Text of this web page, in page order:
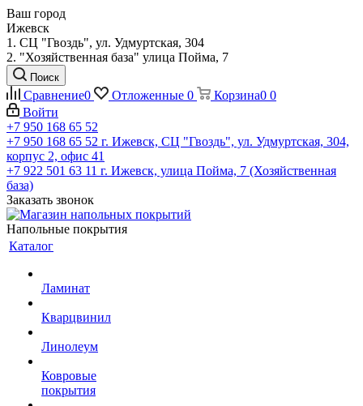
Ваш город
Ижевск
1. СЦ "Гвоздь", ул. Удмуртская, 304
2. "Хозяйственная база" улица Пойма, 7
Поиск
Сравнение0 Отложенные 0 Корзина0 0
Войти
+7 950 168 65 52
+7 950 168 65 52 г. Ижевск, СЦ "Гвоздь", ул. Удмуртская, 304,
корпус 2, офис 41
+7 922 501 63 11 г. Ижевск, улица Пойма, 7 (Хозяйственная
база)
Заказать звонок
Напольные покрытия
Каталог
Ламинат
Кварцвинил
Линолеум
Ковровые
покрытия